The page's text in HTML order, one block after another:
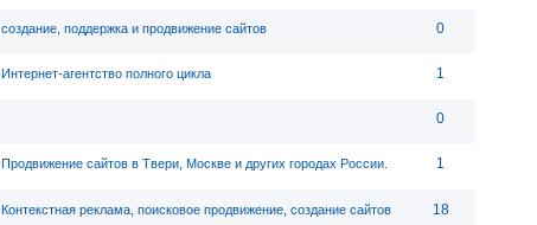
создание, поддержка и продвижение сайтов 0
Интернет-агентство полного цикла 1
0
Продвижение сайтов в Твери, Москве и других городах России. 1
Контекстная реклама, поисковое продвижение, создание сайтов 18